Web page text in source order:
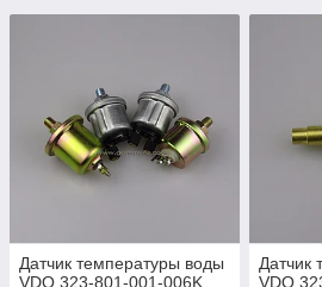
Датчик температуры воды
VDO 323-801-001-006K
Датчик
VDO